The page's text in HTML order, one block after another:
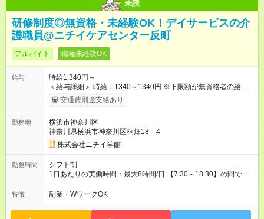
未読
研修制度◎無資格・未経験OK！デイサービスの介
護職員@ニチイケアセンター反町
アルバイト 職種未経験OK
給与
時給1,340円～
＜給与詳細＞ 時給：1340～1340円 ※下限額が無資格者の給与
です。 【試用期間】試用期間あり 試用期間の長さ：3ヶ月 雇用
形態、給与は本採用時と同じです。
交通費別途支給あり
勤務地
横浜市神奈川区
神奈川県横浜市神奈川区桐畑18－4
株式会社ニチイ学館
勤務時間
シフト制
1日あたりの実働時間：最大8時間/日 【7:30～18:30】の間で応
相談（拠点・サービスによる） ＜シフト例＞ 8:00～13:00（午
前中心） 9:00～16:00（日中のみ） 8:00～17:00（フルタイム）
での調整、Wワークも可（拠点・サービスによる）
特徴 副業・WワークOK